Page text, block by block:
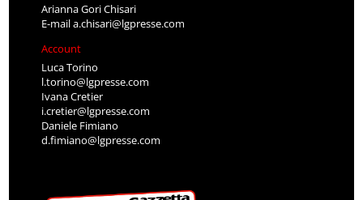
Arianna Gori Chisari
E-maila.chisari@lgpresse.com
Account
Luca Torino
l.torino@lgpresse.com
Ivana Cretier
i.cretier@lgpresse.com
Daniele Fimiano
d.fimiano@lgpresse.com